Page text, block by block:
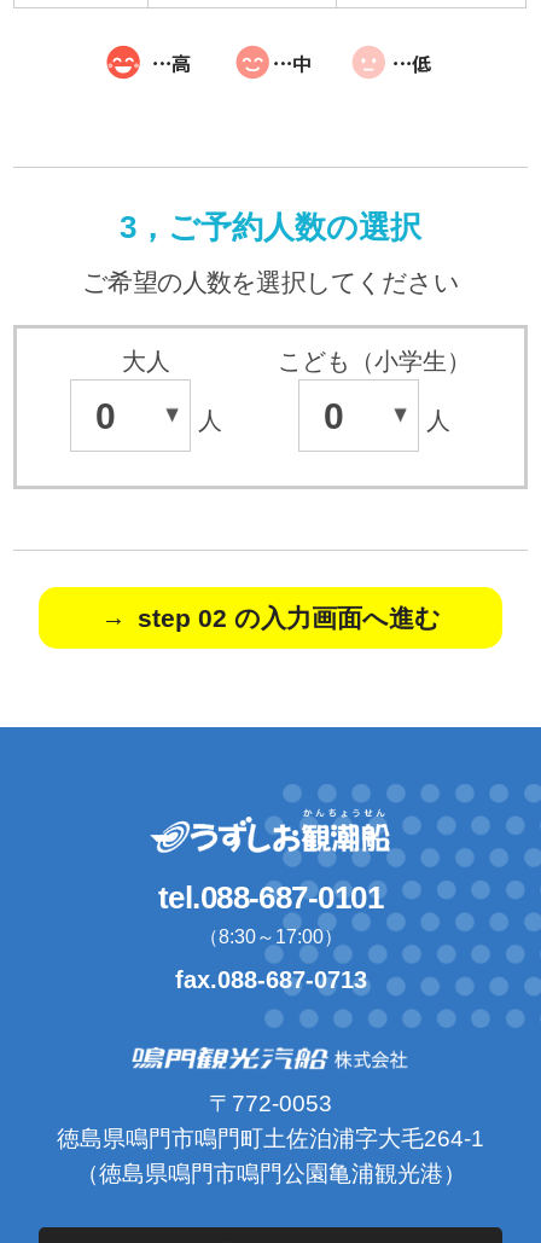
3，ご予約人数の選択
ご希望の人数を選択してください
大人
0 人
こども（小学生）
0 人
step 02 の入力画面へ進む
tel.088-687-0101
（8:30～17:00）
fax.088-687-0713
〒772-0053
徳島県鳴門市鳴門町土佐泊浦字大毛264-1
（徳島県鳴門市鳴門公園亀浦観光港）